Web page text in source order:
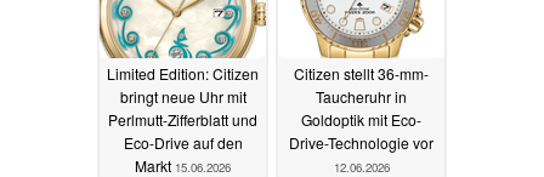
Limited Edition: Citizen
bringt neue Uhr mit
Perlmutt-Zifferblatt und
Eco-Drive auf den
Markt 15.06.2026
Citizen stellt 36-mm-
Taucheruhr in
Goldoptik mit Eco-
Drive-Technologie vor
12.06.2026